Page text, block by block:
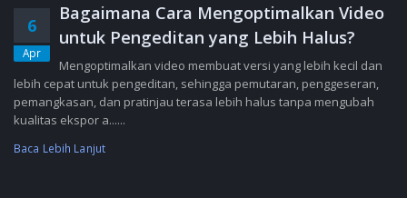
6
Apr
Bagaimana Cara Mengoptimalkan Video
untuk Pengeditan yang Lebih Halus?
Mengoptimalkan video membuat versi yang lebih kecil dan
lebih cepat untuk pengeditan, sehingga pemutaran, penggeseran,
pemangkasan, dan pratinjau terasa lebih halus tanpa mengubah
kualitas ekspor a......
Baca Lebih Lanjut